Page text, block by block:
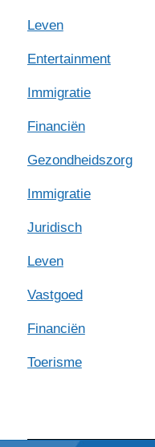
Leven
Entertainment
Immigratie
Financiën
Gezondheidszorg
Immigratie
Juridisch
Leven
Vastgoed
Financiën
Toerisme